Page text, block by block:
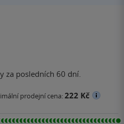
za posledních 60 dní.
prodejní cena:222 Kč